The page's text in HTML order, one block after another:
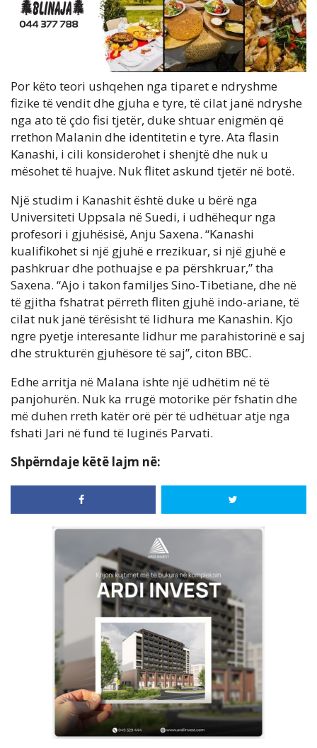
Por këto teori ushqehen nga tiparet e ndryshme
fizike të vendit dhe gjuha e tyre, të cilat janë ndryshe
nga ato të çdo fisi tjetër, duke shtuar enigmën që
rrethon Malanin dhe identitetin e tyre. Ata flasin
Kanashi, i cili konsiderohet i shenjtë dhe nuk u
mësohet të huajve. Nuk flitet askund tjetër në botë.
Një studim i Kanashit është duke u bërë nga
Universiteti Uppsala në Suedi, i udhëhequr nga
profesori i gjuhësisë, Anju Saxena. “Kanashi
kualifikohet si një gjuhë e rrezikuar, si një gjuhë e
pashkruar dhe pothuajse e pa përshkruar,” tha
Saxena. “Ajo i takon familjes Sino-Tibetiane, dhe në
të gjitha fshatrat përreth fliten gjuhë indo-ariane, të
cilat nuk janë tërësisht të lidhura me Kanashin. Kjo
ngre pyetje interesante lidhur me parahistorinë e saj
dhe strukturën gjuhësore të saj”, citon BBC.
Edhe arritja në Malana ishte një udhëtim në të
panjohurën. Nuk ka rrugë motorike për fshatin dhe
më duhen rreth katër orë për të udhëtuar atje nga
fshati Jari në fund të luginës Parvati.
Shpërndaje këtë lajm në: